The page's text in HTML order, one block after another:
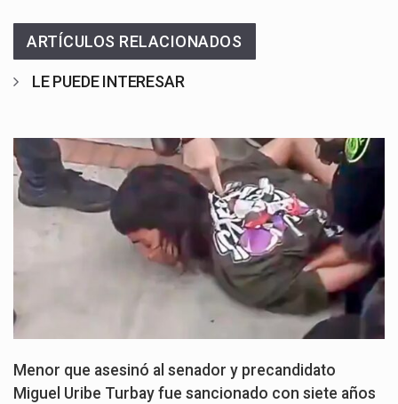
ARTÍCULOS RELACIONADOS
LE PUEDE INTERESAR
Menor que asesinó al senador y precandidato
Miguel Uribe Turbay fue sancionado con siete años